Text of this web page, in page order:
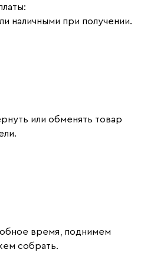
наличными при получении.
или обменять товар
время, поднимем
собрать.